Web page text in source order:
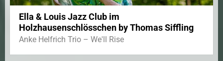
Ella & Louis Jazz Club im
Holzhausenschlösschen by Thomas Siffling
Anke Helfrich Trio – We'll Rise